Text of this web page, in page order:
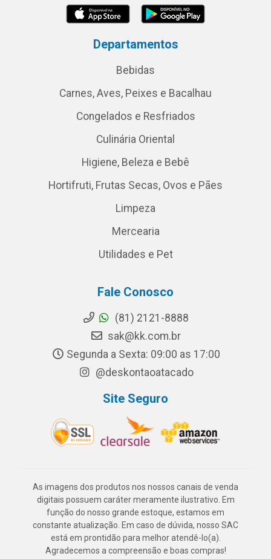
Departamentos
Bebidas
Carnes, Aves, Peixes e Bacalhau
Congelados e Resfriados
Culinária Oriental
Higiene, Beleza e Bebê
Hortifruti, Frutas Secas, Ovos e Pães
Limpeza
Mercearia
Utilidades e Pet
Fale Conosco
(81) 2121-8888
sak@kk.com.br
Segunda a Sexta: 09:00 as 17:00
@deskontaoatacado
Site Seguro
As imagens dos produtos nos nossos canais de venda
digitais possuem caráter meramente ilustrativo. Em
função do nosso grande estoque, estamos em
constante atualização. Em caso de dúvida, nosso SAC
está em prontidão para melhor atendê-lo(a).
Agradecemos a compreensão e boas compras!